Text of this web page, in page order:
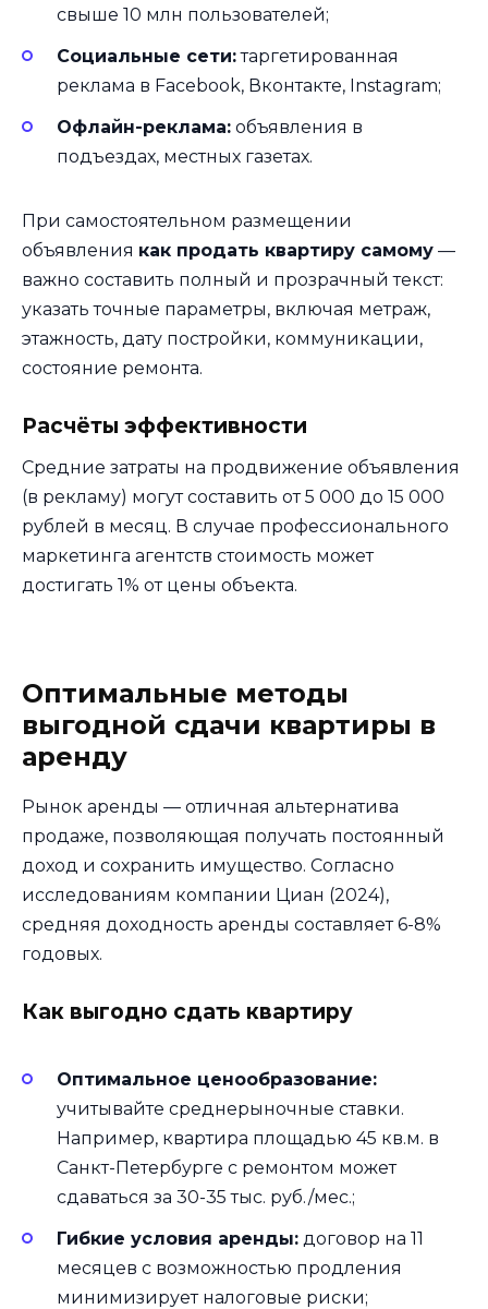
свыше 10 млн пользователей;
Социальные сети:таргетированная
реклама в Facebook, Вконтакте, Instagram;
Офлайн-реклама: объявления в
подъездах, местных газетах.
При самостоятельном размещении
объявления как продать квартиру самому —
важно составить полный и прозрачный текст:
указать точные параметры, включая метраж,
этажность, дату постройки, коммуникации,
состояние ремонта.
Расчёты эффективности
Средние затраты на продвижение объявления
(в рекламу) могут составить от 5 000 до 15 000
рублей в месяц. В случае профессионального
маркетинга агентств стоимость может
достигать 1% от цены объекта.
Оптимальные методы
выгодной сдачи квартиры в
аренду
Рынок аренды — отличная альтернатива
продаже, позволяющая получать постоянный
доход и сохранить имущество. Согласно
исследованиям компании Циан (2024),
средняя доходность аренды составляет 6-8%
годовых.
Как выгодно сдать квартиру
Оптимальное ценообразование:
учитывайте среднерыночные ставки.
Например, квартира площадью 45 кв.м. в
Санкт-Петербурге с ремонтом может
сдаваться за 30-35 тыс. руб./мес.;
Гибкие условия аренды: договор на 11
месяцев с возможностью продления
минимизирует налоговые риски;